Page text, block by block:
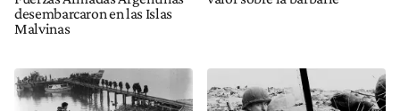
desembarcaron en las Islas
Malvinas